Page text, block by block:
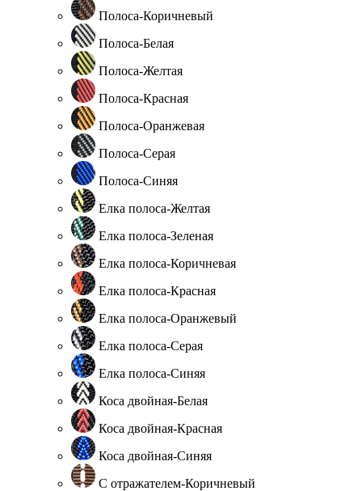
Полоса-Коричневый
Полоса-Белая
Полоса-Желтая
Полоса-Красная
Полоса-Оранжевая
Полоса-Серая
Полоса-Синяя
Елка полоса-Желтая
Елка полоса-Зеленая
Елка полоса-Коричневая
Елка полоса-Красная
Елка полоса-Оранжевый
Елка полоса-Серая
Елка полоса-Синяя
Коса двойная-Белая
Коса двойная-Красная
Коса двойная-Синяя
С отражателем-Коричневый